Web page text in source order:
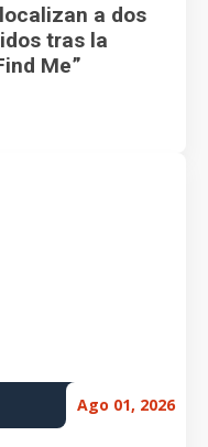
a dos
tras la
Me”
Ago 01, 2026